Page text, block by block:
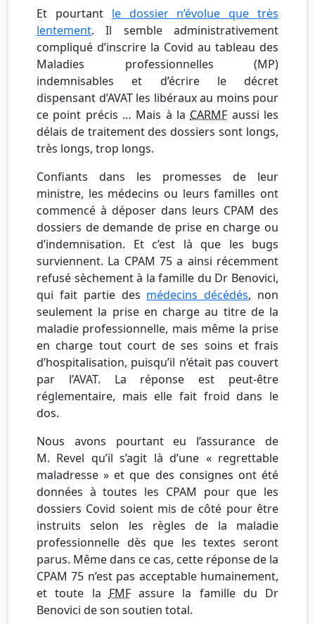
Et pourtant le dossier n’évolue que très
lentement. Il semble administrativement
compliqué d’inscrire la Covid au tableau des
Maladies professionnelles (MP)
indemnisables et d’écrire le décret
dispensant d’AVAT les libéraux au moins pour
ce point précis … Mais à la CARMF aussi les
délais de traitement des dossiers sont longs,
très longs, trop longs.
Confiants dans les promesses de leur
ministre, les médecins ou leurs familles ont
commencé à déposer dans leurs CPAM des
dossiers de demande de prise en charge ou
d’indemnisation. Et c’est là que les bugs
surviennent. La CPAM 75 a ainsi récemment
refusé sèchement à la famille du Dr Benovici,
qui fait partie des médecins décédés, non
seulement la prise en charge au titre de la
maladie professionnelle, mais même la prise
en charge tout court de ses soins et frais
d’hospitalisation, puisqu’il n’était pas couvert
par l’AVAT. La réponse est peut-être
réglementaire, mais elle fait froid dans le
dos.
Nous avons pourtant eu l’assurance de
M. Revel qu’il s’agit là d’une « regrettable
maladresse » et que des consignes ont été
données à toutes les CPAM pour que les
dossiers Covid soient mis de côté pour être
instruits selon les règles de la maladie
professionnelle dès que les textes seront
parus. Même dans ce cas, cette réponse de la
CPAM 75 n’est pas acceptable humainement,
et toute la FMFassure la famille du Dr
Benovici de son soutien total.